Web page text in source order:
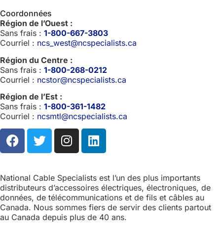
Coordonnées
Région de l’Ouest :
Sans frais : 1-800-667-3803
Courriel : ncs_west@ncspecialists.ca
Région du Centre :
Sans frais : 1-800-268-0212
Courriel : ncstor@ncspecialists.ca
Région de l’Est :
Sans frais : 1-800-361-1482
Courriel : ncsmtl@ncspecialists.ca
National Cable Specialists est l’un des plus importants
distributeurs d’accessoires électriques, électroniques, de
données, de télécommunications et de fils et câbles au
Canada. Nous sommes fiers de servir des clients partout
au Canada depuis plus de 40 ans.